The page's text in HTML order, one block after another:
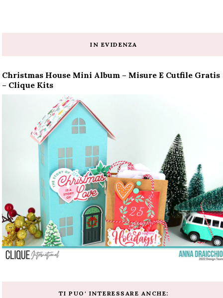
IN EVIDENZA
Christmas House Mini Album – Misure E Cutfile Gratis
– Clique Kits
TI PUO' INTERESSARE ANCHE: